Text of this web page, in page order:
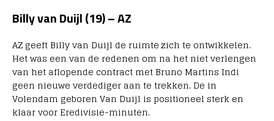
Billy van Duijl (19) – AZ
AZ geeft Billy van Duijl de ruimte zich te ontwikkelen.
Het was een van de redenen om na het niet verlengen
van het aflopende contract met Bruno Martins Indi
geen nieuwe verdediger aan te trekken. De in
Volendam geboren Van Duijl is positioneel sterk en
klaar voor Eredivisie-minuten.